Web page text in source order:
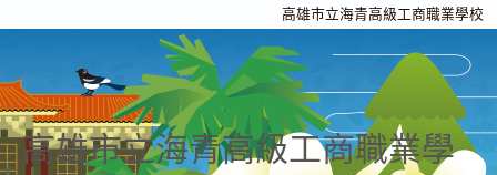
高雄市立海青高級工商職業學校
高雄市立海青高級工商職業學